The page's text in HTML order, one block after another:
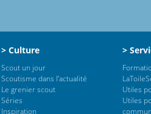
> Culture
Scout un jour
Scoutisme dans l’actualité
Le grenier scout
Séries
Inspiration
>
Utiles
Utiles